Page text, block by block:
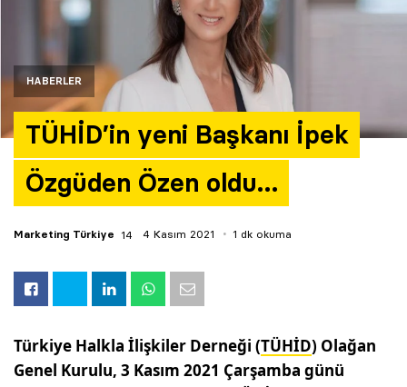
HABERLER
TÜHİD’in yeni Başkanı İpek
Özgüden Özen oldu…
Marketing Türkiye 4 Kasım 2021 1 dk okuma
Türkiye Halkla İlişkiler Derneği (TÜHİD) Olağan
Genel Kurulu, 3 Kasım 2021 Çarşamba günü